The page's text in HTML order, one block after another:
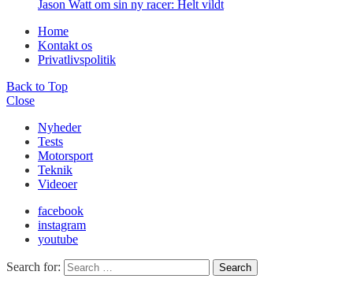
Jason Watt om sin ny racer: Helt vildt
Home
Kontakt os
Privatlivspolitik
Back to Top
Close
Nyheder
Tests
Motorsport
Teknik
Videoer
facebook
instagram
youtube
Search for: Search